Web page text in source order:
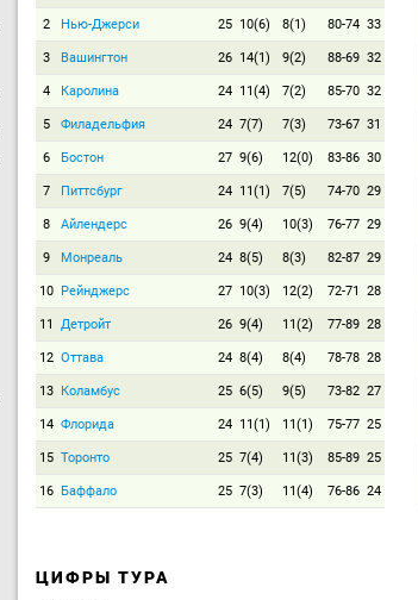
2 Нью-Джерси 25 10(6) 8(1) 80-74 33
3 Вашингтон 26 14(1) 9(2) 88-69 32
4 Каролина 24 11(4) 7(2) 85-70 32
5 Филадельфия 24 7(7) 7(3) 73-67 31
6 Бостон 27 9(6) 12(0) 83-86 30
7 Питтсбург 24 11(1) 7(5) 74-70 29
8 Айлендерс 26 9(4) 10(3) 76-77 29
9 Монреаль 24 8(5) 8(3) 82-87 29
10 Рейнджерс 27 10(3) 12(2) 72-71 28
11 Детройт 26 9(4) 11(2) 77-89 28
12 Оттава 24 8(4) 8(4) 78-78 28
13 Коламбус 25 6(5) 9(5) 73-82 27
14 Флорида 24 11(1) 11(1) 75-77 25
15 Торонто 25 7(4) 11(3) 85-89 25
16 Баффало 25 7(3) 11(4) 76-86 24
ЦИФРЫ ТУРА